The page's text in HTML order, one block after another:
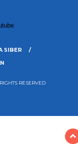
SIBER
RESERVED